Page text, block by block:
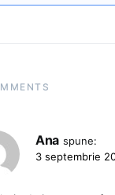
Ana spune:
3 septembrie